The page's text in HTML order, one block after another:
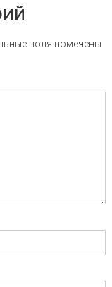
поля помечены